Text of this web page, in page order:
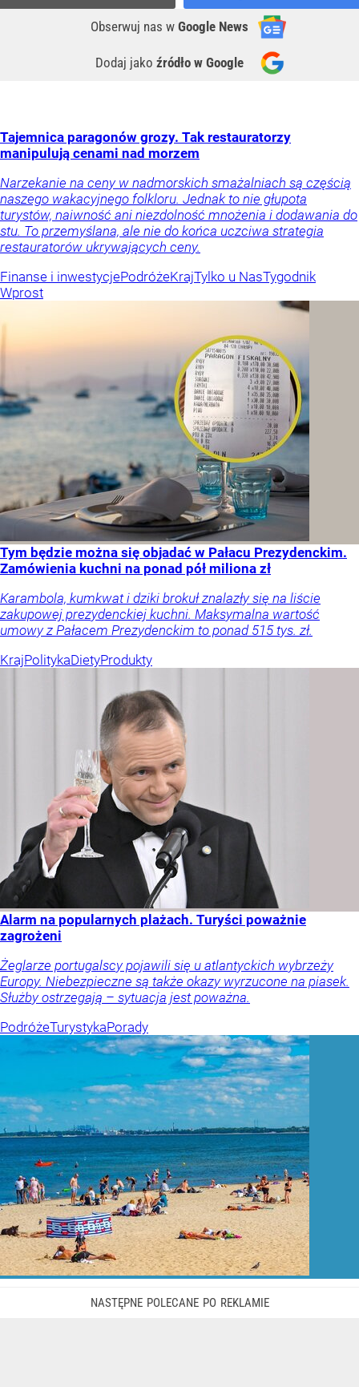
Obserwuj nas w Google News
Dodaj jako źródło w Google
Tajemnica paragonów grozy. Tak restauratorzy
manipulują cenami nad morzem
Narzekanie na ceny w nadmorskich smażalniach są częścią
naszego wakacyjnego folkloru. Jednak to nie głupota
turystów, naiwność ani niezdolność mnożenia i dodawania do
stu. To przemyślana, ale nie do końca uczciwa strategia
restauratorów ukrywających ceny.
Finanse i inwestycjePodróżeKrajTylko u NasTygodnik
Wprost
Tym będzie można się objadać w Pałacu Prezydenckim.
Zamówienia kuchni na ponad pół miliona zł
Karambola, kumkwat i dziki brokuł znalazły się na liście
zakupowej prezydenckiej kuchni. Maksymalna wartość
umowy z Pałacem Prezydenckim to ponad 515 tys. zł.
KrajPolitykaDietyProdukty
Alarm na popularnych plażach. Turyści poważnie
zagrożeni
Żeglarze portugalscy pojawili się u atlantyckich wybrzeży
Europy. Niebezpieczne są także okazy wyrzucone na piasek.
Służby ostrzegają – sytuacja jest poważna.
PodróżeTurystykaPorady